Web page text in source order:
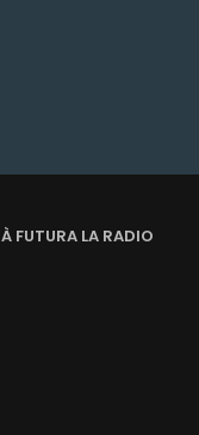
FUTURA LA RADIO